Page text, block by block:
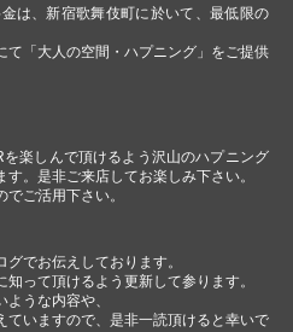
は、新宿歌舞伎町に於いて、最低限の
て「大人の空間・ハプニング」をご提供
楽しんで頂けるよう沢山のハプニング
。是非ご来店してお楽しみ下さい。
ご活用下さい。
でお伝えしております。
って頂けるよう更新して参ります。
うな内容や、
ていますので、是非一読頂けると幸いで